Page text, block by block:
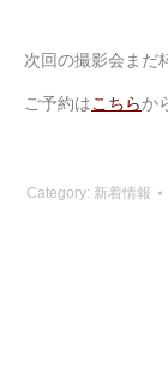
次回の撮影会まだ
ご予約はこちらか
Category: 新着情報